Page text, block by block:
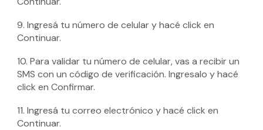
9. Ingresá tu número de celular y hacé click en
Continuar.
10. Para validar tu número de celular, vas a recibir un
SMS con un código de verificación. Ingresalo y hacé
click en Confirmar.
11. Ingresá tu correo electrónico y hacé click en
Continuar.